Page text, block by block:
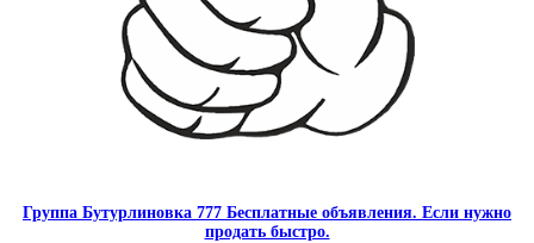
Группа Бутурлиновка 777 Бесплатные объявления. Если нужно
продать быстро.